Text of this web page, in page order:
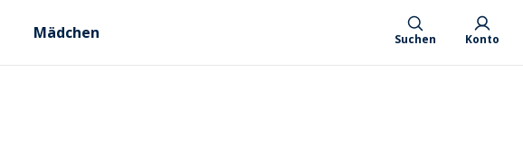
Mädchen Suchen Konto